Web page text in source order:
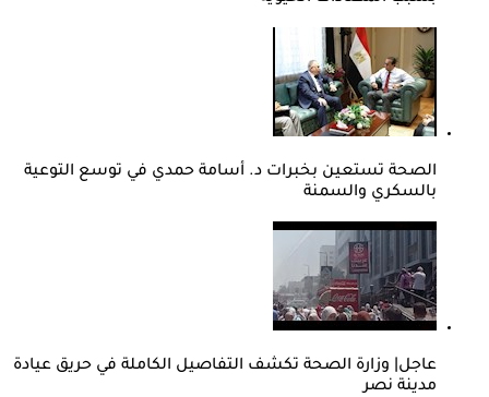
الصحة تستعين بخبرات د. أسامة حمدي في توسع التوعية
بالسكري والسمنة
عاجل| وزارة الصحة تكشف التفاصيل الكاملة في حريق عيادة
مدينة نصر